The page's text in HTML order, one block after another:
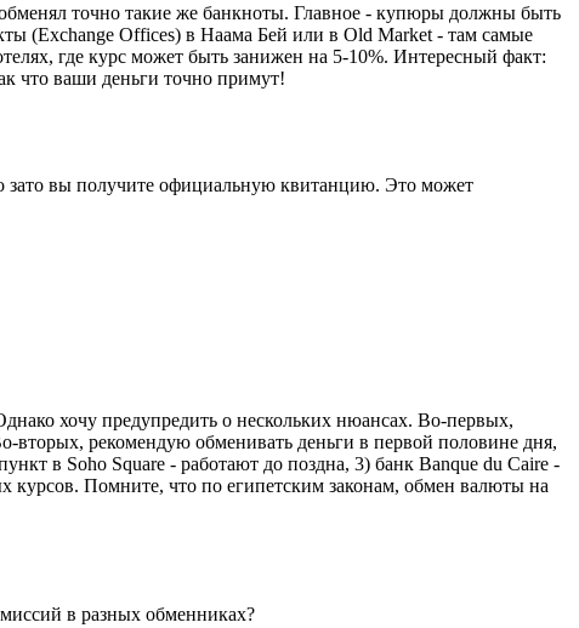
точно такие же банкноты. Главное - купюры должны быть
(Exchange Offices) в Наама Бей или в Old Market - там самые
где курс может быть занижен на 5-10%. Интересный факт:
что ваши деньги точно примут!
зато вы получите официальную квитанцию. Это может
хочу предупредить о нескольких нюансах. Во-первых,
вторых, рекомендую обменивать деньги в первой половине дня,
в Soho Square - работают до поздна, 3) банк Banque du Caire -
курсов. Помните, что по египетским законам, обмен валюты на
в разных обменниках?